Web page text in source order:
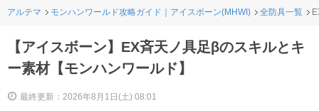
アルテマ モンハンワールド攻略ガイド｜アイスボーン(MHWI) 全防具一覧
【アイスボーン】EX斉天ノ具足βのスキルとキ
ー素材【モンハンワールド】
最終更新：2026年8月1日(土) 08:01